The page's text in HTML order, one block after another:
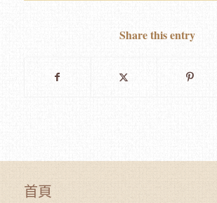
Share this entry
首頁